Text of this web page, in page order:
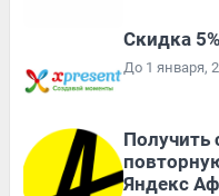
Скидка
До 1 января,
Получить
Яндекс